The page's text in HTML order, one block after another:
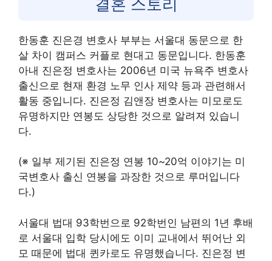
결혼 스토리
한동훈 진은경 변호사 부부는 서울대 동문으로 한
살 차이 캠퍼스 커플로 현대고 동문입니다. 한동훈
아내 진은정 변호사는 2006년 미국 뉴욕주 변호사
출신으로 현재 환경 노무 인사 제약 등과 관련해서
활동 중입니다. 진은정 김앤장 변호사는 미모로도
유명하지만 연봉도 상당한 것으로 알려져 있습니
다.
(※ 일부 제기된 진은정 연봉 10~20억 이야기는 미
국변호사 출신 연봉을 과장한 것으로 루머입니다
다.)
서울대 법대 93학번으로 92학번인 남편의 1년 후배
로 서울대 입학 당시에도 이미 교내에서 뛰어난 외
모 때문에 법대 퀸카로도 유명했습니다. 진은정 변